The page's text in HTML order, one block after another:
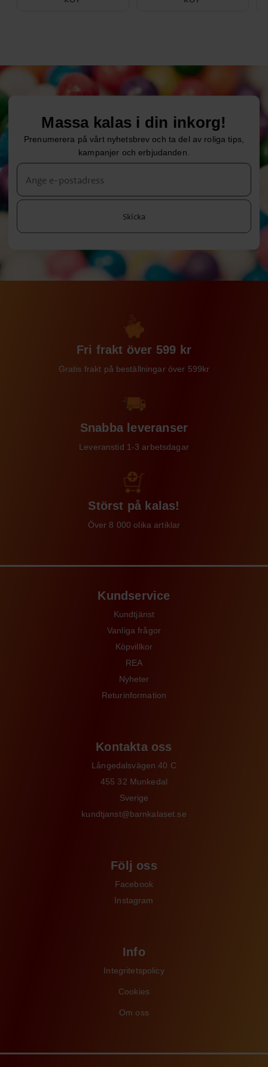
Massa kalas i din inkorg!
Prenumerera på vårt nyhetsbrev och ta del av roliga tips,
kampanjer och erbjudanden.
Skicka
Fri frakt över 599 kr
Gratis frakt på beställningar över 599kr
Snabba leveranser
Leveranstid 1-3 arbetsdagar
Störst på kalas!
Över 8 000 olika artiklar
Kundservice
Kundtjänst
Vanliga frågor
Köpvillkor
REA
Nyheter
Returinformation
Kontakta oss
Långedalsvägen 40 C
455 32 Munkedal
Sverige
kundtjanst@barnkalaset.se
Följ oss
Facebook
Instagram
Info
Integritetspolicy
Cookies
Om oss